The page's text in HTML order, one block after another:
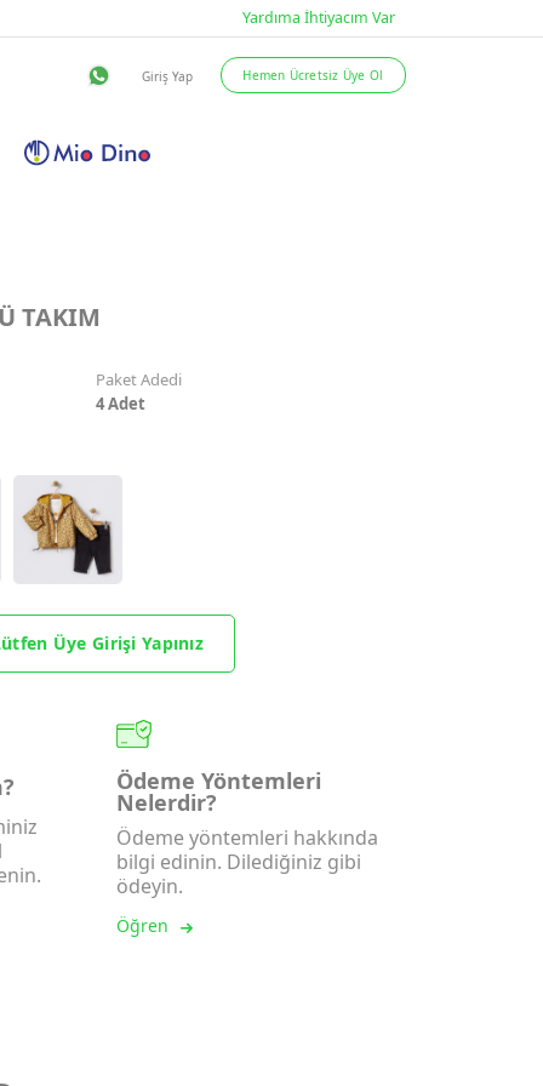
TAKIM
Paket Adedi
4Adet
Üye Girişi Yapınız
Ödeme Yöntemleri
Nelerdir?
Ödeme yöntemleri hakkında
bilgi edinin. Dilediğiniz gibi
ödeyin.
Öğren